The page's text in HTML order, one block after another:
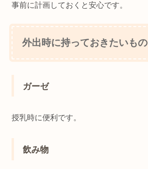
事前に計画しておくと安心です。
外出時に持っておきたいもの
ガーゼ
授乳時に便利です。
飲み物